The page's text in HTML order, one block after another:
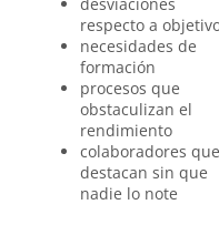
respecto a
necesidades de
formación
procesos que
obstaculizan el
rendimiento
colaboradores que
destacan sin que
nadie lo note